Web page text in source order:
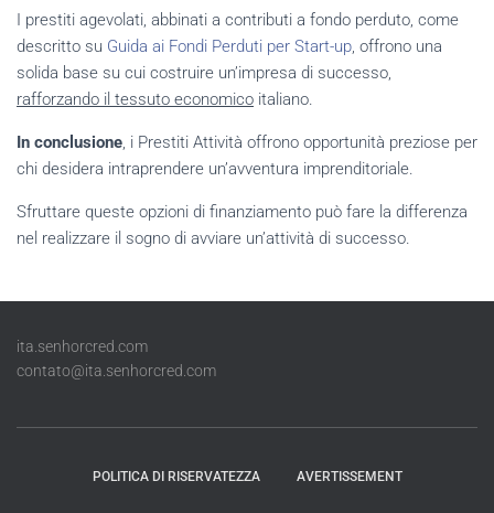
I prestiti agevolati, abbinati a contributi a fondo perduto, come
descritto su Guida ai Fondi Perduti per Start-up, offrono una
solida base su cui costruire un’impresa di successo,
rafforzando il tessuto economico italiano.
In conclusione, i Prestiti Attività offrono opportunità preziose per
chi desidera intraprendere un’avventura imprenditoriale.
Sfruttare queste opzioni di finanziamento può fare la differenza
nel realizzare il sogno di avviare un’attività di successo.
ita.senhorcred.com
contato@ita.senhorcred.com
POLITICA DI RISERVATEZZA AVERTISSEMENT